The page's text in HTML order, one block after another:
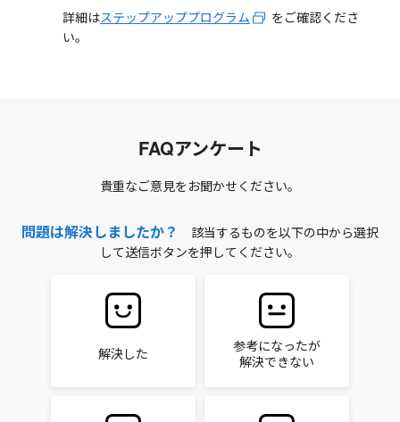
詳細はステップアッププログラム
をご確認くださ
い。
FAQアンケート
貴重なご意見をお聞かせください。
問題は解決しましたか？
該当するものを以下の中から選択
して送信ボタンを押してください。
解決した
参考になったが
解決できない